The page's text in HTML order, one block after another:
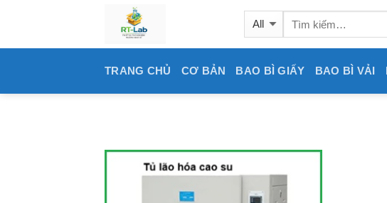
content
TRANG CHỦ CƠ BẢN BAO BÌ GIẤY BAO BÌ VẢI